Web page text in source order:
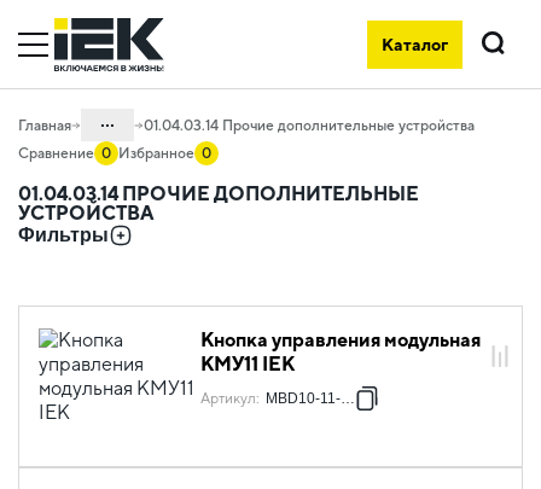
Каталог
Поиск
Главная ...
Каталог
01. Модульное оборудование
KARAT
01.04.03.14 Прочие дополнительные устройства
Сравнение 0 Избранное 0
01.04.03.14 ПРОЧИЕ ДОПОЛНИТЕЛЬНЫЕ
УСТРОЙСТВА
Фильтры
Кнопка управления модульная
КМУ11 IEK
Артикул: MBD10-11-K51